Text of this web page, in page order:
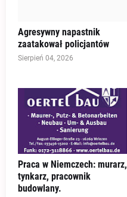
Agresywny napastnik
zaatakował policjantów
Sierpień 04, 2026
Praca w Niemczech: murarz,
tynkarz, pracownik
budowlany.